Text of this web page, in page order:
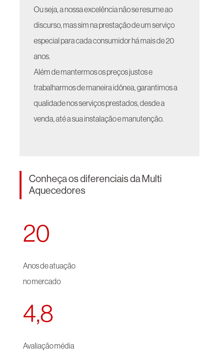
Ou seja, a nossa excelência não se resume ao
discurso, mas sim na prestação de um serviço
especial para cada consumidor há mais de 20
anos.
Além de mantermos os preços justos e
trabalharmos de maneira idônea, garantimos a
qualidade nos serviços prestados, desde a
venda, até a sua instalação e manutenção.
Conheça os diferenciais da Multi
Aquecedores
20
Anos de atuação
no mercado
4,8
Avaliação média